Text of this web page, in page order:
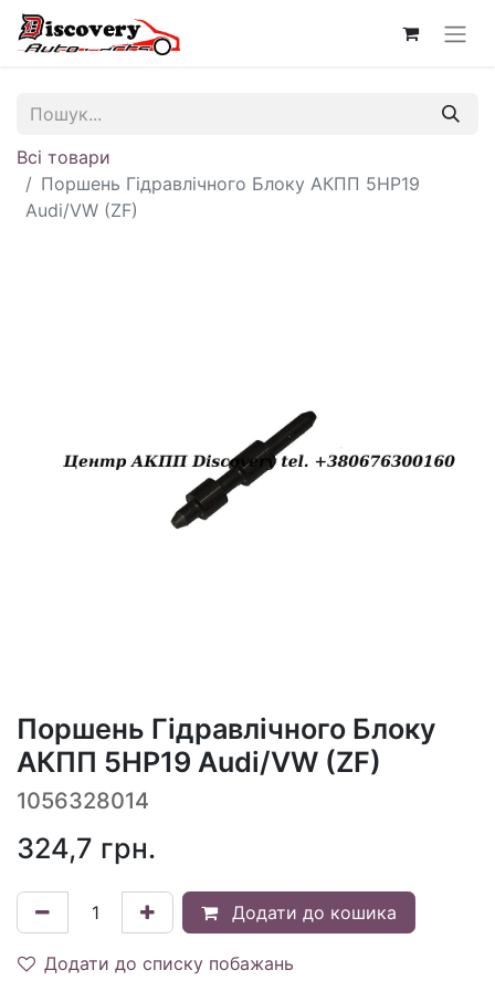
Всі товари
Поршень Гідравлічного Блоку АКПП 5HP19
Audi/VW (ZF)
Поршень Гідравлічного Блоку
АКПП 5HP19 Audi/VW (ZF)
1056328014
324,7 грн.
Додати до кошика
Додати до списку побажань